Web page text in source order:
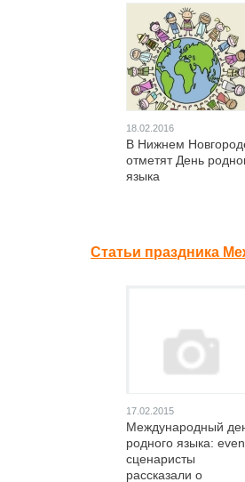
18.02.2016
В Нижнем
отметят День
языка
Статьи праздника
17.02.2015
Международный
родного языка:
сценаристы
рассказали о